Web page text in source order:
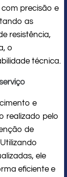
precisão e
as
resistência,
o
técnica.
e
realizado pelo
de
ele
eficiente e